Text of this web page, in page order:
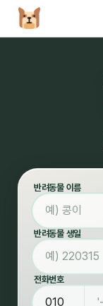
반려동물 이름
반려동물 생일
전화번호